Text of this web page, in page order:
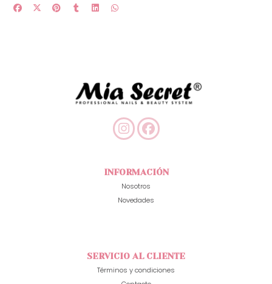
INFORMACIÓN
Nosotros
Novedades
SERVICIO AL CLIENTE
Términos y condiciones